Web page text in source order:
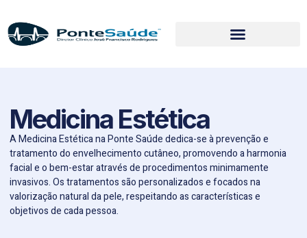
Medicina Estética
A Medicina Estética naPonte Saúdededica-se à prevenção e
tratamento do envelhecimento cutâneo, promovendo a harmonia
facial e o bem-estar através de procedimentos minimamente
invasivos. Os tratamentos são personalizados e focados na
valorização natural da pele, respeitando as características e
objetivos de cada pessoa.